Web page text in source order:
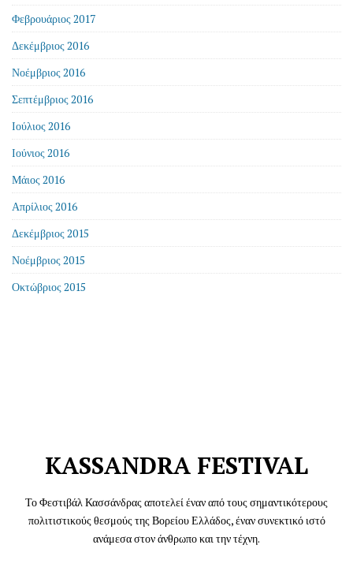
Φεβρουάριος 2017
Δεκέμβριος 2016
Νοέμβριος 2016
Σεπτέμβριος 2016
Ιούλιος 2016
Ιούνιος 2016
Μάιος 2016
Απρίλιος 2016
Δεκέμβριος 2015
Νοέμβριος 2015
Οκτώβριος 2015
KASSANDRA FESTIVAL
Το Φεστιβάλ Κασσάνδρας αποτελεί έναν από τους σημαντικότερους
πολιτιστικούς θεσμούς της Βορείου Ελλάδος, έναν συνεκτικό ιστό
ανάμεσα στον άνθρωπο και την τέχνη.